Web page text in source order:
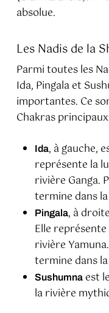
absolue.
Les Nadis de la
Parmi toutes les
Ida, Pingala et
importantes. Ce
Chakras
Ida, à gauche,
représente la
rivière Ganga.
termine dans
Pingala, à
Elle
rivière
termine dans
Sushumnaest
la rivière